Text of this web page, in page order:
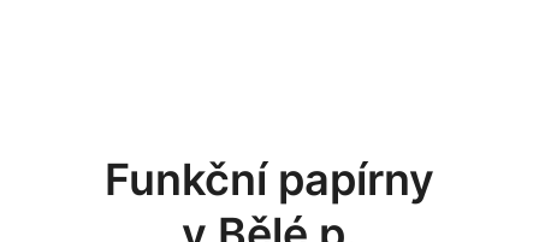
Funkční papírny